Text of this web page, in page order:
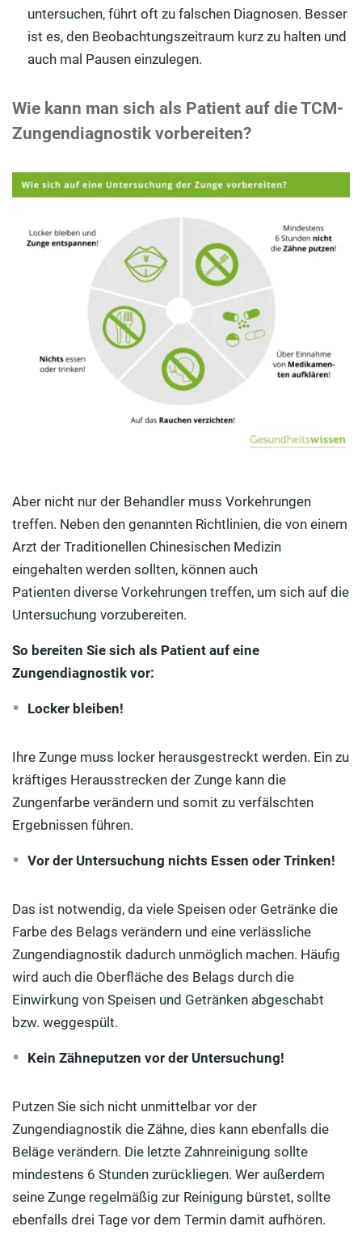
untersuchen, führt oft zu falschen Diagnosen. Besser
ist es, den Beobachtungszeitraum kurz zu halten und
auch mal Pausen einzulegen.
Wie kann man sich als Patient auf die TCM-
Zungendiagnostik vorbereiten?
Aber nicht nur der Behandler muss Vorkehrungen
treffen. Neben den genannten Richtlinien, die von einem
Arzt der Traditionellen Chinesischen Medizin
eingehalten werden sollten, können auch
Patienten diverse Vorkehrungen treffen, um sich auf die
Untersuchung vorzubereiten.
So bereiten Sie sich als Patient auf eine
Zungendiagnostik vor:
Locker bleiben!
Ihre Zunge muss locker herausgestreckt werden. Ein zu
kräftiges Herausstrecken der Zunge kann die
Zungenfarbe verändern und somit zu verfälschten
Ergebnissen führen.
Vor der Untersuchung nichts Essen oder Trinken!
Das ist notwendig, da viele Speisen oder Getränke die
Farbe des Belags verändern und eine verlässliche
Zungendiagnostik dadurch unmöglich machen. Häufig
wird auch die Oberfläche des Belags durch die
Einwirkung von Speisen und Getränken abgeschabt
bzw. weggespült.
Kein Zähneputzen vor der Untersuchung!
Putzen Sie sich nicht unmittelbar vor der
Zungendiagnostik die Zähne, dies kann ebenfalls die
Beläge verändern. Die letzte Zahnreinigung sollte
mindestens 6 Stunden zurückliegen. Wer außerdem
seine Zunge regelmäßig zur Reinigung bürstet, sollte
ebenfalls drei Tage vor dem Termin damit aufhören.